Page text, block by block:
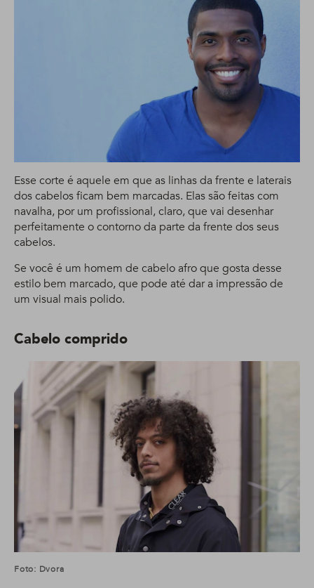
Esse corte é aquele em que as linhas da frente e laterais
dos cabelos ficam bem marcadas. Elas são feitas com
navalha, por um profissional, claro, que vai desenhar
perfeitamente o contorno da parte da frente dos seus
cabelos.
Se você é um homem de cabelo afro que gosta desse
estilo bem marcado, que pode até dar a impressão de
um visual mais polido.
Cabelo comprido
Foto: Dvora